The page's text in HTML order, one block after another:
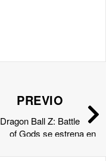
PREVIO
Dragon Ball Z: Battle
of Gods se estrena en